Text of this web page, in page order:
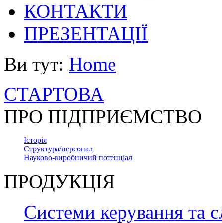
КОНТАКТИ
ПРЕЗЕНТАЦІЇ
Ви тут: Home
СТАРТОВА
ПРО ПІДПРИЄМСТВО
Історія
Структура/персонал
Науково-виробничий потенціал
ПРОДУКЦІЯ
Системи керування та